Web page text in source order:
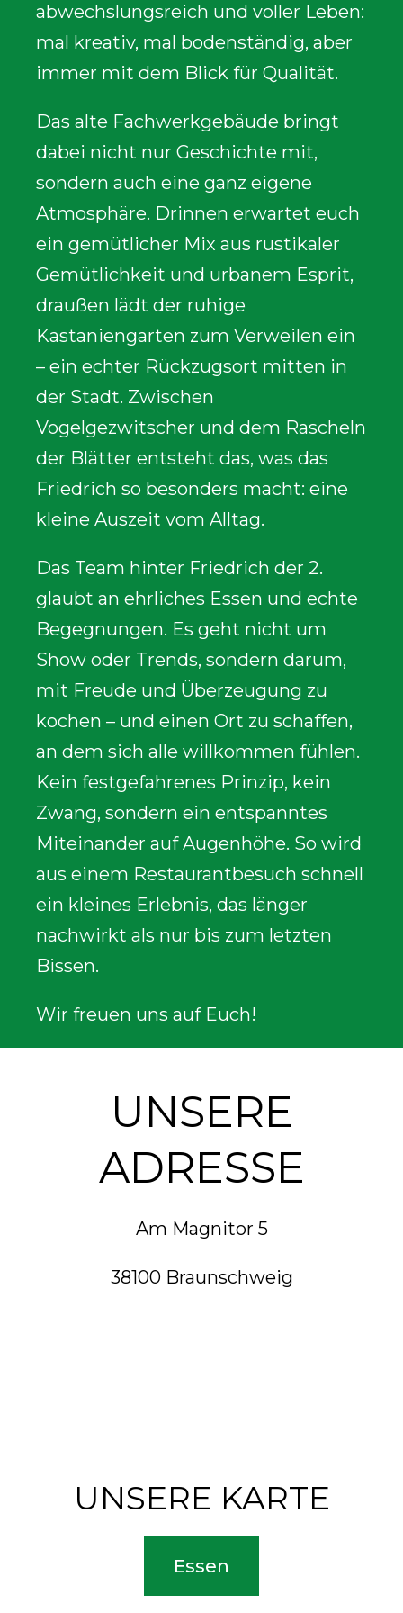
abwechslungsreich und voller Leben:
mal kreativ, mal bodenständig, aber
immer mit dem Blick für Qualität.
Das alte Fachwerkgebäude bringt
dabei nicht nur Geschichte mit,
sondern auch eine ganz eigene
Atmosphäre. Drinnen erwartet euch
ein gemütlicher Mix aus rustikaler
Gemütlichkeit und urbanem Esprit,
draußen lädt der ruhige
Kastaniengarten zum Verweilen ein
– ein echter Rückzugsort mitten in
der Stadt. Zwischen
Vogelgezwitscher und dem Rascheln
der Blätter entsteht das, was das
Friedrich so besonders macht: eine
kleine Auszeit vom Alltag.
Das Team hinter Friedrich der 2.
glaubt an ehrliches Essen und echte
Begegnungen. Es geht nicht um
Show oder Trends, sondern darum,
mit Freude und Überzeugung zu
kochen – und einen Ort zu schaffen,
an dem sich alle willkommen fühlen.
Kein festgefahrenes Prinzip, kein
Zwang, sondern ein entspanntes
Miteinander auf Augenhöhe. So wird
aus einem Restaurantbesuch schnell
ein kleines Erlebnis, das länger
nachwirkt als nur bis zum letzten
Bissen.
Wir freuen uns auf Euch!
UNSERE
ADRESSE
Am Magnitor 5
38100 Braunschweig
UNSERE KARTE
Essen